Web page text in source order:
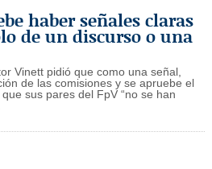
haber señales claras
de un discurso o una
Vinett pidió que como una señal,
de las comisiones y se apruebe el
sus pares del FpV “no se han